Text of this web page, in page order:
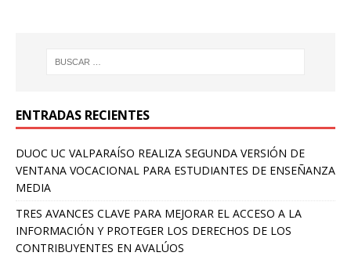
ENTRADAS RECIENTES
DUOC UC VALPARAÍSO REALIZA SEGUNDA VERSIÓN DE
VENTANA VOCACIONAL PARA ESTUDIANTES DE ENSEÑANZA
MEDIA
TRES AVANCES CLAVE PARA MEJORAR EL ACCESO A LA
INFORMACIÓN Y PROTEGER LOS DERECHOS DE LOS
CONTRIBUYENTES EN AVALÚOS